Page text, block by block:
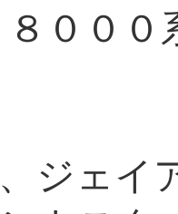
００
ジェイ